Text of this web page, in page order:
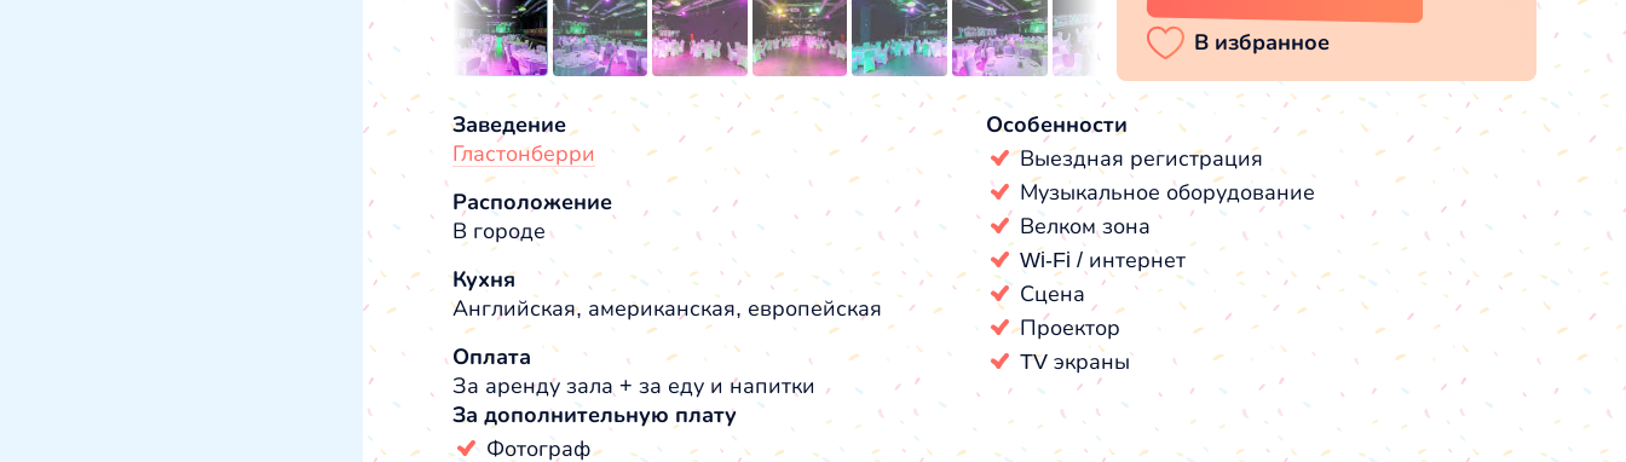
Заведение
Гластонберри
Расположение
В городе
Кухня
Английская, американская, европейская
Оплата
За аренду зала + за еду и напитки
Особенности
Выездная регистрация
Музыкальное оборудование
Велком зона
Wi-Fi / интернет
Сцена
Проектор
TV экраны
За дополнительную плату
Фотограф